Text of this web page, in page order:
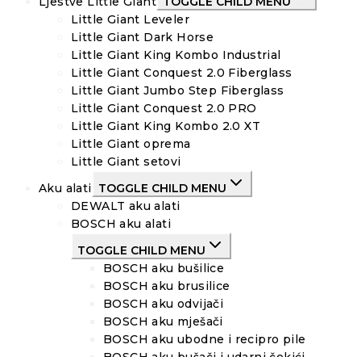
Little Giant Leveler
Little Giant Dark Horse
Little Giant King Kombo Industrial
Little Giant Conquest 2.0 Fiberglass
Little Giant Jumbo Step Fiberglass
Little Giant Conquest 2.0 PRO
Little Giant King Kombo 2.0 XT
Little Giant oprema
Little Giant setovi
Aku alati TOGGLE CHILD MENU
DEWALT aku alati
BOSCH aku alati
TOGGLE CHILD MENU
BOSCH aku bušilice
BOSCH aku brusilice
BOSCH aku odvijači
BOSCH aku mješači
BOSCH aku ubodne i recipro pile